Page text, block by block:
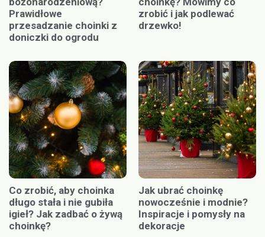
Prawidłowe
przesadzanie choinki z
doniczki do ogrodu
zrobić i jak podlewać
drzewko!
Co zrobić, aby choinka
długo stała i nie gubiła
igieł? Jak zadbać o żywą
choinkę?
Jak ubrać choinkę
nowocześnie i modnie?
Inspiracje i pomysły na
dekoracje